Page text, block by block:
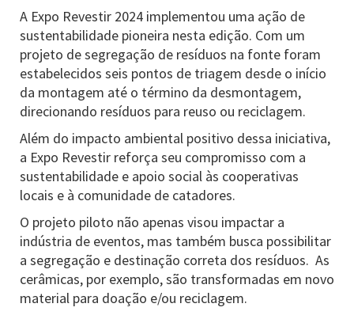
A Expo Revestir 2024 implementou uma ação de
sustentabilidade pioneira nesta edição. Com um
projeto de segregação de resíduos na fonte foram
estabelecidos seis pontos de triagem desde o início
da montagem até o término da desmontagem,
direcionando resíduos para reuso ou reciclagem.
Além do impacto ambiental positivo dessa iniciativa,
a Expo Revestir reforça seu compromisso com a
sustentabilidade e apoio social às cooperativas
locais e à comunidade de catadores.
O projeto piloto não apenas visou impactar a
indústria de eventos, mas também busca possibilitar
a segregação e destinação correta dos resíduos. As
cerâmicas, por exemplo, são transformadas em novo
material para doação e/ou reciclagem.